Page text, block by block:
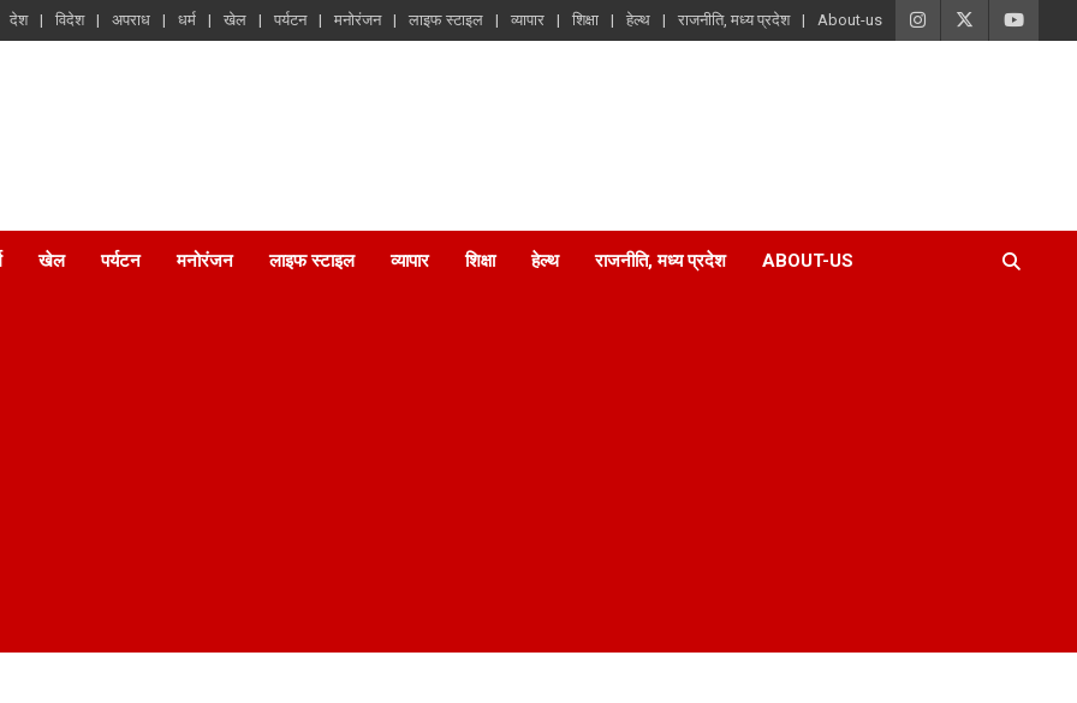
देश विदेश अपराध धर्म खेल पर्यटन मनोरंजन लाइफ स्टाइल व्यापार शिक्षा हेल्थ राजनीति, मध्य प्रदेश About-us
खेल पर्यटन मनोरंजन लाइफ स्टाइल व्यापार शिक्षा हेल्थ राजनीति, मध्य प्रदेश ABOUT-US